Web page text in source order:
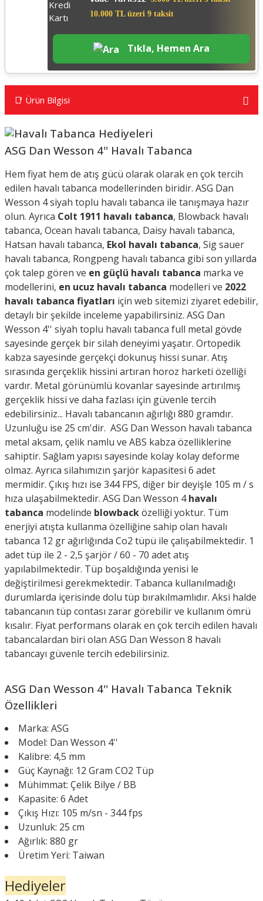
10.000 TL üzeri 9 taksit
Tıkla, Hemen Ara
📑 Ürün Bilgisi
ASG Dan Wesson 4'' Havalı Tabanca
Hem fiyat hem de atış gücü olarak olarak en çok tercih
edilen havalı tabanca modellerinden biridir. ASG Dan
Wesson 4 siyah toplu havalı tabanca ile tanışmaya hazır
olun. Ayrıca Colt 1911 havalı tabanca, Blowback havalı
tabanca, Ocean havalı tabanca, Daisy havalı tabanca,
Hatsan havalı tabanca, Ekol havalı tabanca, Sig sauer
havalı tabanca, Rongpeng havalı tabanca gibi son yıllarda
çok talep gören ve en güçlü havalı tabanca marka ve
modellerini, en ucuz havalı tabanca modelleri ve 2022
havalı tabanca fiyatları için web sitemizi ziyaret edebilir,
detaylı bir şekilde inceleme yapabilirsiniz. ASG Dan
Wesson 4'' siyah toplu havalı tabanca full metal gövde
sayesinde gerçek bir silah deneyimi yaşatır. Ortopedik
kabza sayesinde gerçekçi dokunuş hissi sunar. Atış
sırasında gerçeklik hissini artıran horoz harketi özelliği
vardır. Metal görünümlü kovanlar sayesinde artırılmış
gerçeklik hissi ve daha fazlası için güvenle tercih
edebilirsiniz... Havalı tabancanın ağırlığı 880 gramdır.
Uzunluğu ise 25 cm'dir. ASG Dan Wesson havalı tabanca
metal aksam, çelik namlu ve ABS kabza özelliklerine
sahiptir. Sağlam yapısı sayesinde kolay kolay deforme
olmaz. Ayrıca silahımızın şarjör kapasitesi 6 adet
mermidir. Çıkış hızı ise 344 FPS, diğer bir deyişle 105 m / s
hıza ulaşabilmektedir. ASG Dan Wesson 4havalı
tabanca modelinde blowbacközelliği yoktur. Tüm
enerjiyi atışta kullanma özelliğine sahip olan havalı
tabanca 12 gr ağırlığında Co2 tüpü ile çalışabilmektedir. 1
adet tüp ile 2 - 2,5 şarjör / 60 - 70 adet atış
yapılabilmektedir. Tüp boşaldığında yenisi le
değiştirilmesi gerekmektedir. Tabanca kullanılmadığı
durumlarda içerisinde dolu tüp bırakılmamlıdır. Aksi halde
tabancanın tüp contası zarar görebilir ve kullanım ömrü
kısalır. Fiyat performans olarak en çok tercih edilen havalı
tabancalardan biri olan ASG Dan Wesson 8 havalı
tabancayı güvenle tercih edebilirsiniz.
ASG Dan Wesson 4'' Havalı Tabanca Teknik
Özellikleri
Marka: ASG
Model: Dan Wesson 4''
Kalibre: 4,5 mm
Güç Kaynağı: 12 Gram CO2 Tüp
Mühimmat: Çelik Bilye / BB
Kapasite: 6 Adet
Çıkış Hızı: 105 m/sn - 344 fps
Uzunluk: 25 cm
Ağırlık: 880 gr
Üretim Yeri: Taiwan
Hediyeler